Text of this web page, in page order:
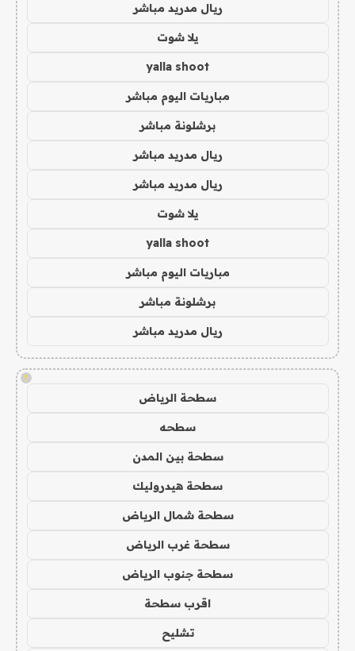
ريال مدريد مباشر
يلا شوت
yalla shoot
مباريات اليوم مباشر
برشلونة مباشر
ريال مدريد مباشر
ريال مدريد مباشر
يلا شوت
yalla shoot
مباريات اليوم مباشر
برشلونة مباشر
ريال مدريد مباشر
!
سطحة الرياض
سطحه
سطحة بين المدن
سطحة هيدروليك
سطحة شمال الرياض
سطحة غرب الرياض
سطحة جنوب الرياض
اقرب سطحة
تشليح